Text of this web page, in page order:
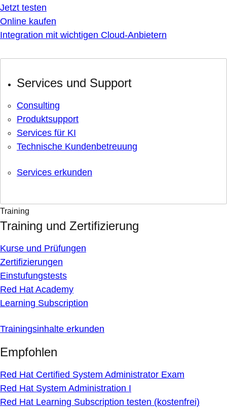
Jetzt testen
Online kaufen
Integration mit wichtigen Cloud-Anbietern
Services und Support
Consulting
Produktsupport
Services für KI
Technische Kundenbetreuung
Services erkunden
Training
Training und Zertifizierung
Kurse und Prüfungen
Zertifizierungen
Einstufungstests
Red Hat Academy
Learning Subscription
Trainingsinhalte erkunden
Empfohlen
Red Hat Certified System Administrator Exam
Red Hat System Administration I
Red Hat Learning Subscription testen (kostenfrei)